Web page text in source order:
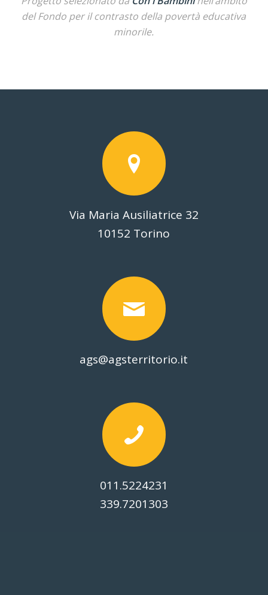
del Fondo per il contrasto della povertà educativa
minorile.
Via Maria Ausiliatrice 32
10152 Torino
ags@agsterritorio.it
011.5224231
339.7201303